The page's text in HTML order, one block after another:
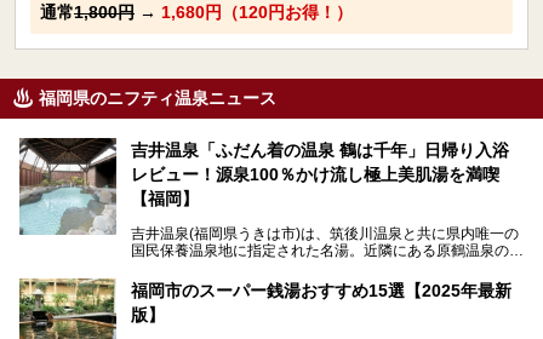
通常1,800円 → 1,680円（120円お得！）
福岡県のニフティ温泉ニュース
吉井温泉「ふだん着の温泉 鶴は千年」日帰り入浴
レビュー！源泉100％かけ流し極上美肌湯を満喫
【福岡】
吉井温泉(福岡県うきは市)は、筑後川温泉と共に県内唯一の
国民保養温泉地に指定された名湯。近隣にある原鶴温泉の観
す。
「ふだん着の温泉 鶴は千年」は、吉井温泉にある日帰り入
福岡市のスーパー銭湯おすすめ15選【2025年最新
版】